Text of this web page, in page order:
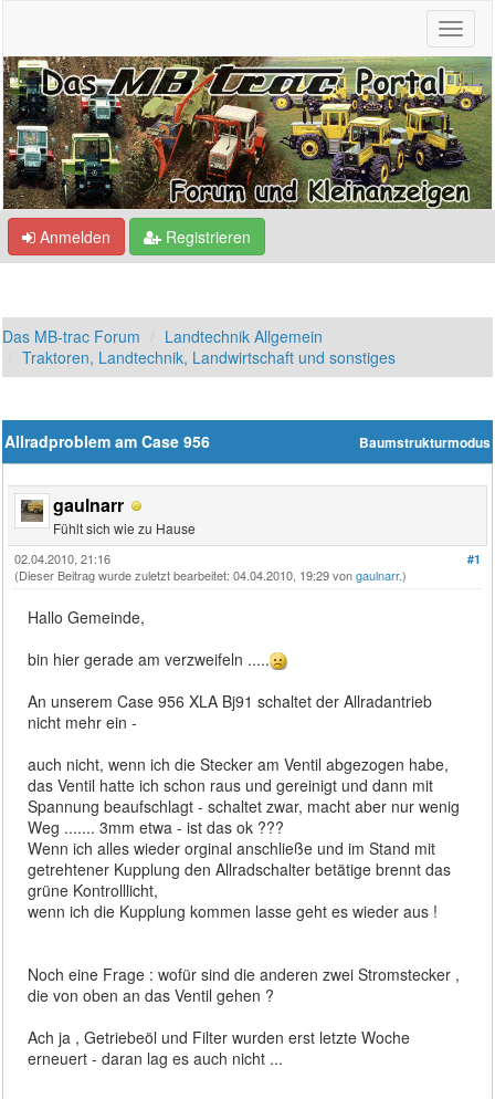
Anmelden Registrieren
Das MB-trac Forum
Landtechnik Allgemein
Traktoren, Landtechnik, Landwirtschaft und sonstiges
Baumstrukturmodus
Allradproblem am Case 956
gaulnarr
Fühlt sich wie zu Hause
#1
02.04.2010, 21:16
(Dieser Beitrag wurde zuletzt bearbeitet: 04.04.2010, 19:29 vongaulnarr.)
Hallo Gemeinde,
bin hier gerade am verzweifeln .....
An unserem Case 956 XLA Bj91 schaltet der Allradantrieb
nicht mehr ein -
auch nicht, wenn ich die Stecker am Ventil abgezogen habe,
das Ventil hatte ich schon raus und gereinigt und dann mit
Spannung beaufschlagt - schaltet zwar, macht aber nur wenig
Weg ....... 3mm etwa - ist das ok ???
Wenn ich alles wieder orginal anschließe und im Stand mit
getrehtener Kupplung den Allradschalter betätige brennt das
grüne Kontrolllicht,
wenn ich die Kupplung kommen lasse geht es wieder aus !
Noch eine Frage : wofür sind die anderen zwei Stromstecker ,
die von oben an das Ventil gehen ?
Ach ja , Getriebeöl und Filter wurden erst letzte Woche
erneuert - daran lag es auch nicht ...